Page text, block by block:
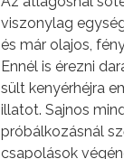
viszonylag
és már olajos,
Ennél is érezni
sült kenyérhéjra
illatot. Sajnos
próbálkozásnál
csapolások